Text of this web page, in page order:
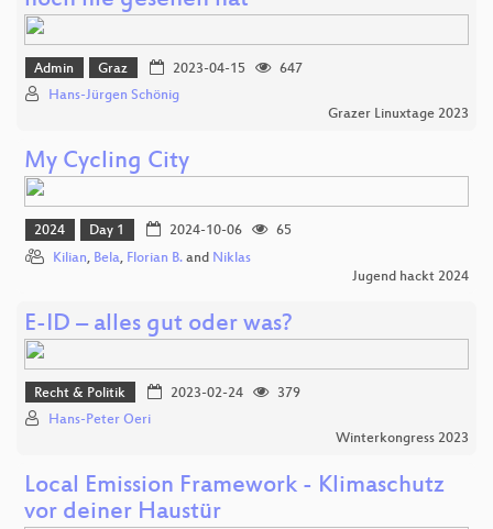
Admin Graz 2023-04-15
647
Hans-Jürgen Schönig
Grazer Linuxtage 2023
My Cycling City
2024 Day 1 2024-10-06
65
Kilian, Bela, Florian B. and Niklas
Jugend hackt 2024
E-ID – alles gut oder was?
Recht & Politik 2023-02-24
379
Hans-Peter Oeri
Winterkongress 2023
Local Emission Framework - Klimaschutz
vor deiner Haustür